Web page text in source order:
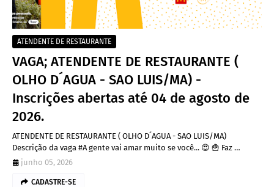
ATENDENTE DE RESTAURANTE
VAGA; ATENDENTE DE RESTAURANTE (
OLHO D´AGUA - SAO LUIS/MA) -
Inscrições abertas até 04 de agosto de
2026.
ATENDENTE DE RESTAURANTE ( OLHO D´AGUA - SAO LUIS/MA)
Descrição da vaga #A gente vai amar muito se você... 😍 🍟 Faz …
junho 05, 2026
CADASTRE-SE